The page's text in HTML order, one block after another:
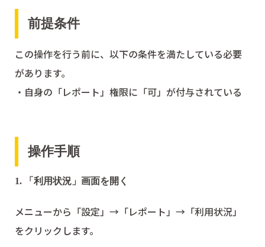
前提条件
この操作を行う前に、以下の条件を満たしている必要
があります。
・自身の「レポート」権限に「可」が付与されている
操作手順
1. 「利用状況」画面を開く
メニューから「設定」→「レポート」→「利用状況」
をクリックします。